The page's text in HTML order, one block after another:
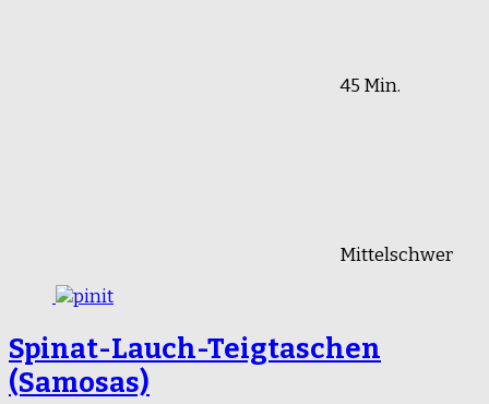
45 Min.
Mittelschwer
Spinat-Lauch-Teigtaschen
(Samosas)